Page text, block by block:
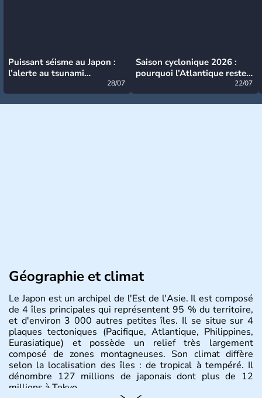
Puissant séisme au Japon :
l’alerte au tsunami
28/07
Saison cyclonique 2026 :
pourquoi l’Atlantique reste
22/07
Géographie et climat
Le Japon est un archipel de l'Est de l'Asie. Il est composé
de 4 îles principales qui représentent 95 % du territoire,
et d'environ 3 000 autres petites îles. Il se situe sur 4
plaques tectoniques (Pacifique, Atlantique, Philippines,
Eurasiatique) et possède un relief très largement
composé de zones montagneuses. Son climat diffère
selon la localisation des îles : de tropical à tempéré. Il
dénombre 127 millions de japonais dont plus de 12
millions à Tokyo.